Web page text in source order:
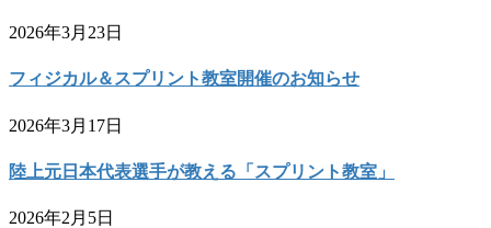
2026年3月23日
フィジカル＆スプリント教室開催のお知らせ
2026年3月17日
陸上元日本代表選手が教える「スプリント教室」
2026年2月5日